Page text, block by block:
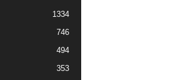
1334
746
494
353